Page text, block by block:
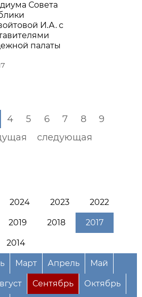
Совета
И.А. с
палаты
4 5 6 7 8
9
следующая
2024 2023 2022
2019 2018 2017
2014
Март Апрель Май
Сентябрь Октябрь